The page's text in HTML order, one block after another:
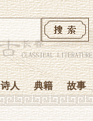
诗人 典籍 故事